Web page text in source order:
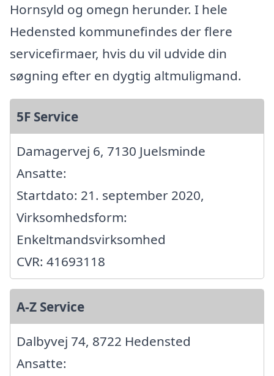
Hornsyld og omegn herunder. I hele
Hedensted kommunefindes der flere
servicefirmaer, hvis du vil udvide din
søgning efter en dygtig altmuligmand.
5F Service
Damagervej 6, 7130 Juelsminde
Ansatte:
Startdato: 21. september 2020,
Virksomhedsform:
Enkeltmandsvirksomhed
CVR: 41693118
A-Z Service
Dalbyvej 74, 8722 Hedensted
Ansatte: